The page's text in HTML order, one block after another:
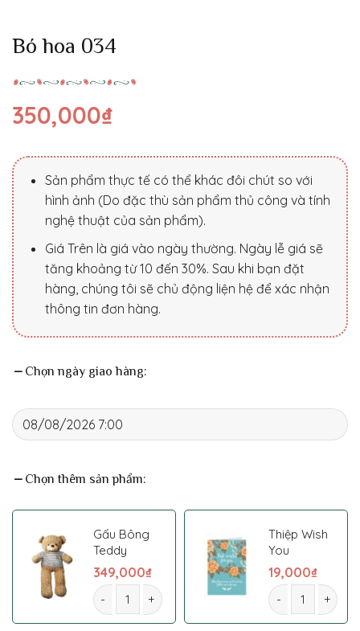
Bó hoa 034
350,000₫
Sản phẩm thực tế có thể khác đôi chút so với
hình ảnh (Do đặc thù sản phẩm thủ công và tính
nghệ thuật của sản phẩm).
Giá Trên là giá vào ngày thường. Ngày lễ giá sẽ
tăng khoảng từ 10 đến 30%. Sau khi bạn đặt
hàng, chúng tôi sẽ chủ động liện hệ để xác nhận
thông tin đơn hàng.
Chọn ngày giao hàng:
Chọn thêm sản phẩm:
Gấu Bông
Teddy
349,000₫
Bó hoa 034 số lượng
Thiệp Wish
You
19,000₫
Bó hoa 034 số